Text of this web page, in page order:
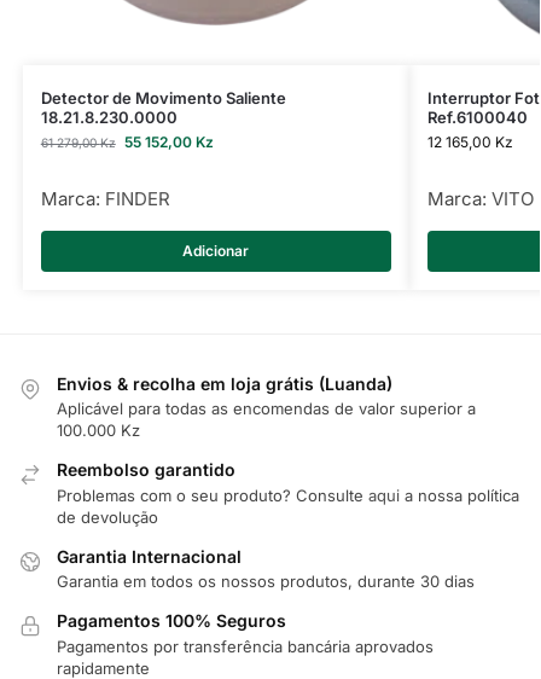
Detector de Movimento Saliente
18.21.8.230.0000
61 279,00Kz 55 152,00 Kz
Marca: FINDER
Adicionar
Interruptor
Ref.6100040
12 165,00 Kz
Marca: VITO
Envios & recolha em loja grátis (Luanda)
Aplicável para todas as encomendas de valor superior a
100.000 Kz
Reembolso garantido
Problemas com o seu produto? Consulte aqui a nossa política
de devolução
Garantia Internacional
Garantia em todos os nossos produtos, durante 30 dias
Pagamentos 100% Seguros
Pagamentos por transferência bancária aprovados
rapidamente